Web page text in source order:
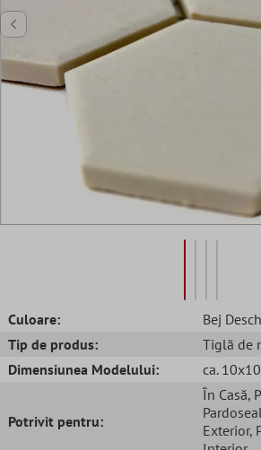
Culoare:
Bej
Tip de produs:
Tiglă de
Dimensiunea Modelului:
ca.
Potrivit pentru:
În Casă,
Exterior,